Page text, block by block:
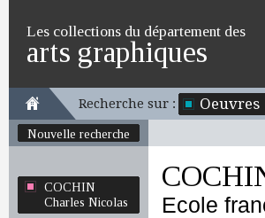
Les collections du département des
arts graphiques
Recherche sur : Oeuvres
Nouvelle recherche
COCHIN
Charles Nicolas
Ecole